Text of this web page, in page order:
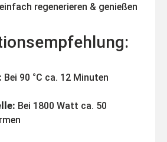
regenerieren & genießen
Bei 90 °C ca. 12 Minuten
Bei 1800 Watt ca. 50